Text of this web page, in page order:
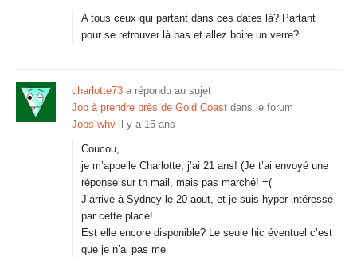
A tous ceux qui partant dans ces dates là? Partant
pour se retrouver là bas et allez boire un verre?
charlotte73 a répondu au sujet
Job à prendre près de Gold Coast dans le forum
Jobs whv il y a 15 ans
Coucou,
je m’appelle Charlotte, j’ai 21 ans! (Je t’ai envoyé une
réponse sur tn mail, mais pas marché! =(
J’arrive à Sydney le 20 aout, et je suis hyper intéressé
par cette place!
Est elle encore disponible? Le seule hic éventuel c’est
que je n’ai pas me